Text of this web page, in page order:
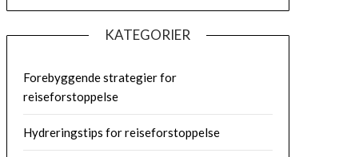
KATEGORIER
Forebyggende strategier for
reiseforstoppelse
Hydreringstips for reiseforstoppelse